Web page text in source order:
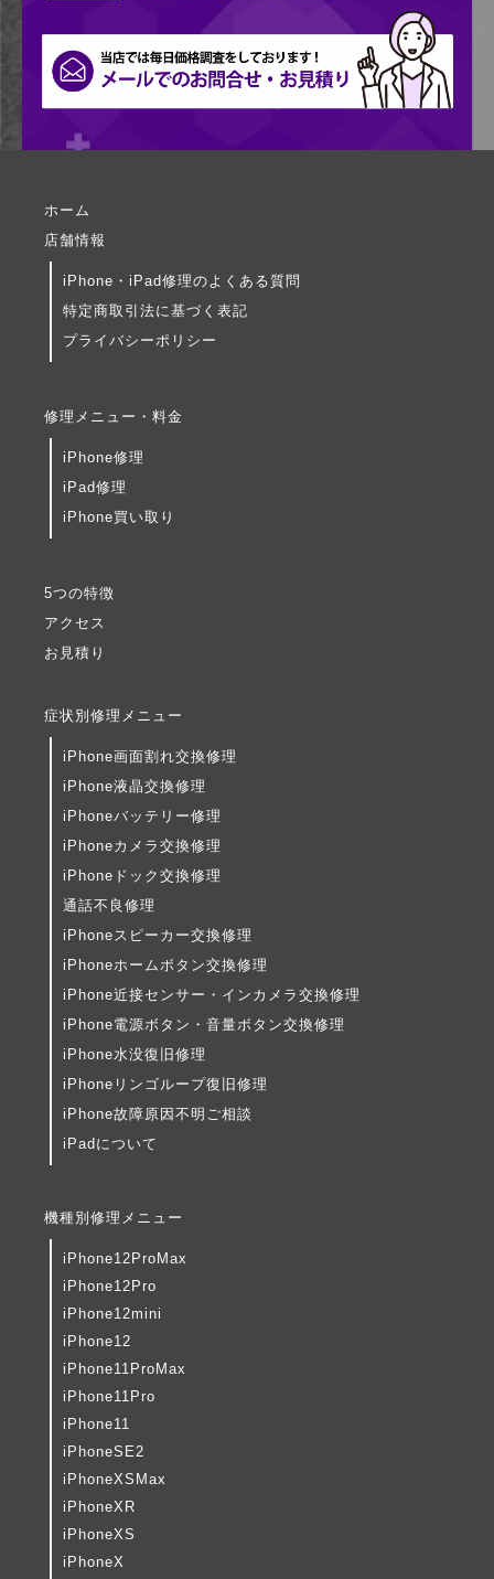
ホーム
店舗情報
iPhone・iPad修理のよくある質問
特定商取引法に基づく表記
プライバシーポリシー
修理メニュー・料金
iPhone修理
iPad修理
iPhone買い取り
5つの特徴
アクセス
お見積り
症状別修理メニュー
iPhone画面割れ交換修理
iPhone液晶交換修理
iPhoneバッテリー修理
iPhoneカメラ交換修理
iPhoneドック交換修理
通話不良修理
iPhoneスピーカー交換修理
iPhoneホームボタン交換修理
iPhone近接センサー・インカメラ交換修理
iPhone電源ボタン・音量ボタン交換修理
iPhone水没復旧修理
iPhoneリンゴループ復旧修理
iPhone故障原因不明ご相談
iPadについて
機種別修理メニュー
iPhone12ProMax
iPhone12Pro
iPhone12mini
iPhone12
iPhone11ProMax
iPhone11Pro
iPhone11
iPhoneSE2
iPhoneXSMax
iPhoneXR
iPhoneXS
iPhoneX